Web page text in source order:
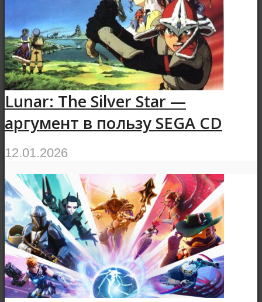
Lunar: The Silver Star —
аргумент в пользу SEGA CD
12.01.2026